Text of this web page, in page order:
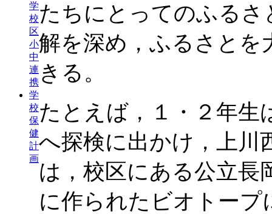
学
校
区
小
中
連
携
学
校
保
健
計
画
たちにとってのふる
解を深め，ふるさとを
きる。
たとえば，１・２年生
へ探検に出かけ，上川
は，校区にある公立長
に作られたビオトー